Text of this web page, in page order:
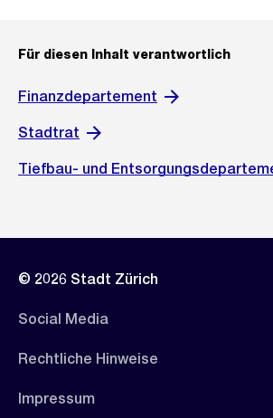
Für diesen Inhalt verantwortlich
Finanzdepartement
Stadtrat
Tiefbau- und
© 2026 Stadt Zürich
Social Media
Rechtliche Hinweise
Impressum